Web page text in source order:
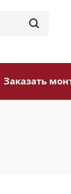
Заказать